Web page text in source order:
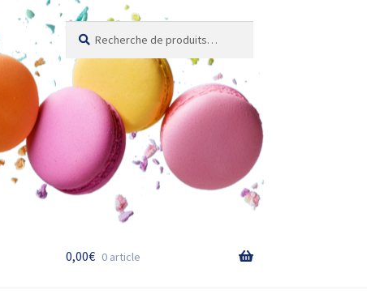
Recherche
pour :
Recherche
0,00€ 0 article